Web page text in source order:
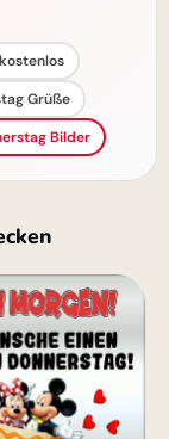
Grüße
Bilder